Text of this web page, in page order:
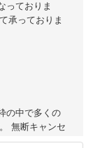
っておりま
承っておりま
の中で多くの
無断キャンセ
だけでなく、